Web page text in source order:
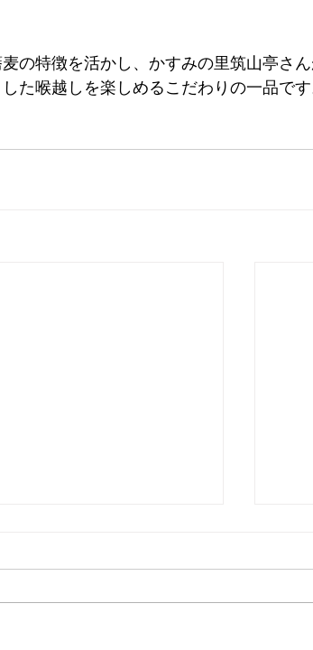
の特徴を活かし、かすみの里筑山亭さ
た喉越しを楽しめるこだわりの一品です